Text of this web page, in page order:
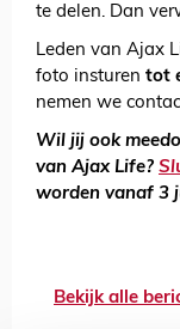
te delen. Dan
Leden van Ajax
foto insturen tot
nemen we
Wil jij ook
van Ajax Life?
worden vanaf 3
Bekijk alle